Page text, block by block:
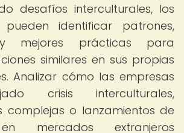
desafíos interculturales, los
pueden identificar patrones,
mejores prácticas para
similares en sus propias
Analizar cómo las empresas
crisis interculturales,
complejas o lanzamientos de
mercados extranjeros